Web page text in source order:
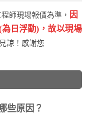
師現場報價為準， 因
⽇浮動)，故以現場
諒！感謝您
些原因？